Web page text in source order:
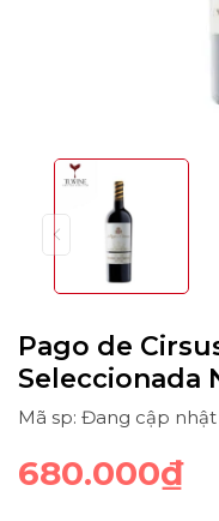
Pago de
Seleccionada
Mã sp: Đang cập nhật
680.000₫